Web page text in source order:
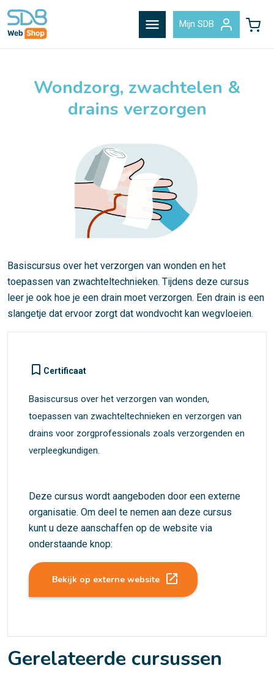
menu Mijn SDB
Wondzorg, zwachtelen &
drains verzorgen
Basiscursus over het verzorgen van wonden en het
toepassen van zwachteltechnieken. Tijdens deze cursus
leer je ook hoe je een drain moet verzorgen. Een drain is een
slangetje dat ervoor zorgt dat wondvocht kan wegvloeien.
turned_in_not Certificaat
Basiscursus over het verzorgen van wonden,
toepassen van zwachteltechnieken en verzorgen van
drains voor zorgprofessionals zoals verzorgenden en
verpleegkundigen.
Deze cursus wordt aangeboden door een externe
organisatie. Om deel te nemen aan deze cursus
kunt u deze aanschaffen op de website via
onderstaande knop:
Bekijk op externe website launch
Gerelateerde cursussen